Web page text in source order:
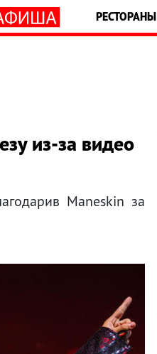
РЕСТОРАНЫ
из-за видео
Maneskin за